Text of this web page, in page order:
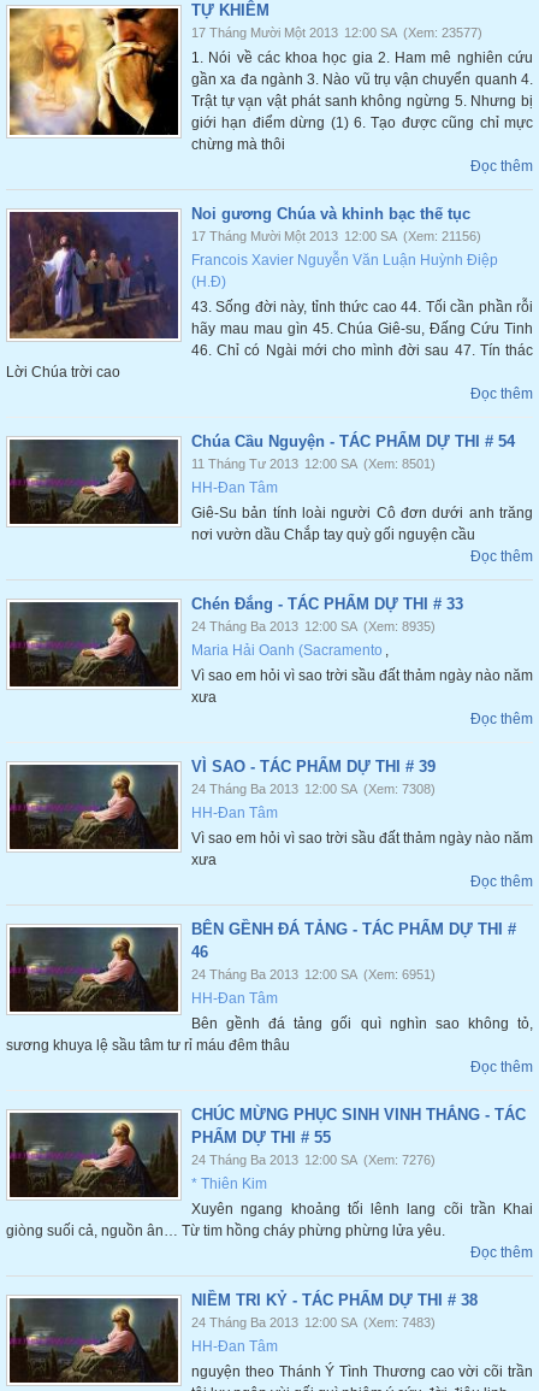
TỰ KHIÊM
17 Tháng Mười Một 2013 12:00 SA (Xem: 23577)
1. Nói về các khoa học gia 2. Ham mê nghiên cứu
gần xa đa ngành 3. Nào vũ trụ vận chuyển quanh 4.
Trật tự vạ̣n vật phát sanh không ngừng 5. Nhưng bị
giới hạn điểm dừng (1) 6. Tạo được cũng chỉ mực
chừng mà thôi
Đọc thêm
Noi gương Chúa và khinh bạc thế tục
17 Tháng Mười Một 2013 12:00 SA (Xem: 21156)
Francois Xavier Nguyễn Văn Luận Huỳnh Điệp
(H.Đ)
43. Sống đời này, tỉnh thức cao 44. Tối cần phần rỗi
hãy mau mau gìn 45. Chúa Giê-su, Đấng Cứu Tinh
46. Chỉ có Ngài mới cho mình đời sau 47. Tín thác
Lời Chúa trời cao
Đọc thêm
Chúa Cầu Nguyện - TÁC PHẨM DỰ THI # 54
11 Tháng Tư 2013 12:00 SA (Xem: 8501)
HH-Đan Tâm
Giê-Su bản tính loài người Cô đơn dưới anh trăng
nơi vườn dầu Chắp tay quỳ gối nguyện cầu
Đọc thêm
Chén Đắng - TÁC PHẨM DỰ THI # 33
24 Tháng Ba 2013 12:00 SA (Xem: 8935)
Maria Hải Oanh (Sacramento ,
Vì sao em hỏi vì sao trời sầu đất thảm ngày nào năm
xưa
Đọc thêm
VÌ SAO - TÁC PHẨM DỰ THI # 39
24 Tháng Ba 2013 12:00 SA (Xem: 7308)
HH-Đan Tâm
Vì sao em hỏi vì sao trời sầu đất thảm ngày nào năm
xưa
Đọc thêm
BÊN GỀNH ĐÁ TẢNG - TÁC PHẨM DỰ THI #
46
24 Tháng Ba 2013 12:00 SA (Xem: 6951)
HH-Đan Tâm
Bên gềnh đá tảng gối quì nghìn sao không tỏ,
sương khuya lệ sầu tâm tư rỉ máu đêm thâu
Đọc thêm
CHÚC MỪNG PHỤC SINH VINH THẮNG - TÁC
PHẨM DỰ THI # 55
24 Tháng Ba 2013 12:00 SA (Xem: 7276)
* Thiên Kim
Xuyên ngang khoảng tối lênh lang cõi trần Khai
giòng suối cả, nguồn ân… Từ tim hồng cháy phừng phừng lửa yêu.
Đọc thêm
NIỀM TRI KỶ - TÁC PHẨM DỰ THI # 38
24 Tháng Ba 2013 12:00 SA (Xem: 7483)
HH-Đan Tâm
nguyện theo Thánh Ý Tình Thương cao vời cõi trần